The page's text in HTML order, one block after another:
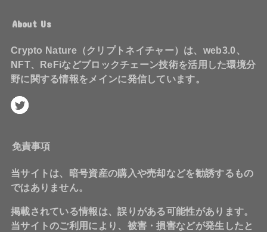
About Us
Crypto Nature（クリプトネイチャー）は、web3.0、
NFT、ReFiなどブロックチェーン技術を活用した環境分
野に関する情報をメインに発信しています。
免責事項
当サイトは、暗号資産の購入や売却などを勧誘するもの
ではありません。
掲載されている情報は、誤りがある可能性があります。
当サイトのご利用により、被害・損害などが発生したと